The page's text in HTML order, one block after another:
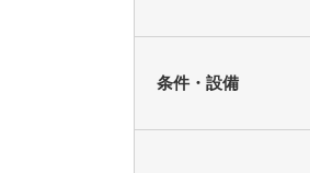
条件・設備